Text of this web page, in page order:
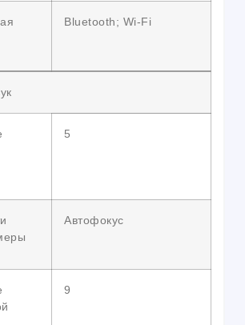
Bluetooth; Wi-Fi
5
Автофокус
9